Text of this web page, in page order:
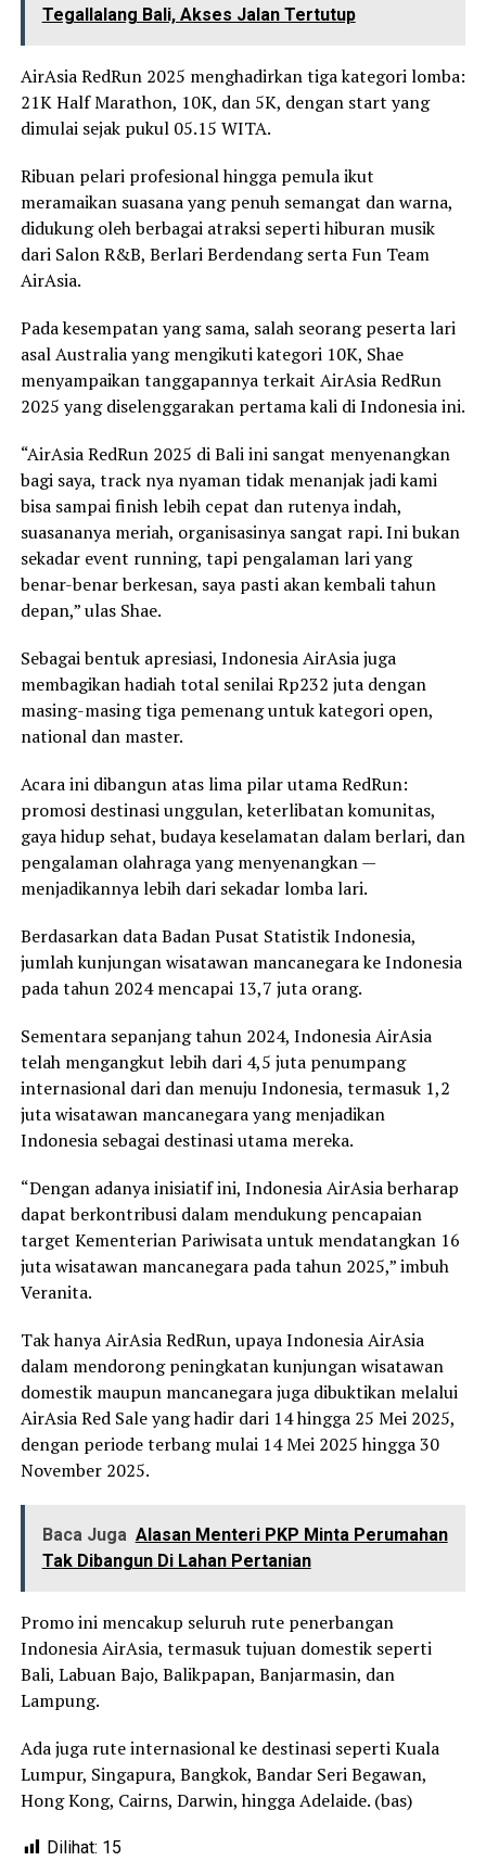
Tegallalang Bali, Akses Jalan Tertutup
AirAsia RedRun 2025 menghadirkan tiga kategori lomba:
21K Half Marathon, 10K, dan 5K, dengan start yang
dimulai sejak pukul 05.15 WITA.
Ribuan pelari profesional hingga pemula ikut
meramaikan suasana yang penuh semangat dan warna,
didukung oleh berbagai atraksi seperti hiburan musik
dari Salon R&B, Berlari Berdendang serta Fun Team
AirAsia.
Pada kesempatan yang sama, salah seorang peserta lari
asal Australia yang mengikuti kategori 10K, Shae
menyampaikan tanggapannya terkait AirAsia RedRun
2025 yang diselenggarakan pertama kali di Indonesia ini.
“AirAsia RedRun 2025 di Bali ini sangat menyenangkan
bagi saya, track nya nyaman tidak menanjak jadi kami
bisa sampai finish lebih cepat dan rutenya indah,
suasananya meriah, organisasinya sangat rapi. Ini bukan
sekadar event running, tapi pengalaman lari yang
benar-benar berkesan, saya pasti akan kembali tahun
depan,” ulas Shae.
Sebagai bentuk apresiasi, Indonesia AirAsia juga
membagikan hadiah total senilai Rp232 juta dengan
masing-masing tiga pemenang untuk kategori open,
national dan master.
Acara ini dibangun atas lima pilar utama RedRun:
promosi destinasi unggulan, keterlibatan komunitas,
gaya hidup sehat, budaya keselamatan dalam berlari, dan
pengalaman olahraga yang menyenangkan —
menjadikannya lebih dari sekadar lomba lari.
Berdasarkan data Badan Pusat Statistik Indonesia,
jumlah kunjungan wisatawan mancanegara ke Indonesia
pada tahun 2024 mencapai 13,7 juta orang.
Sementara sepanjang tahun 2024, Indonesia AirAsia
telah mengangkut lebih dari 4,5 juta penumpang
internasional dari dan menuju Indonesia, termasuk 1,2
juta wisatawan mancanegara yang menjadikan
Indonesia sebagai destinasi utama mereka.
“Dengan adanya inisiatif ini, Indonesia AirAsia berharap
dapat berkontribusi dalam mendukung pencapaian
target Kementerian Pariwisata untuk mendatangkan 16
juta wisatawan mancanegara pada tahun 2025,” imbuh
Veranita.
Tak hanya AirAsia RedRun, upaya Indonesia AirAsia
dalam mendorong peningkatan kunjungan wisatawan
domestik maupun mancanegara juga dibuktikan melalui
AirAsia Red Sale yang hadir dari 14 hingga 25 Mei 2025,
dengan periode terbang mulai 14 Mei 2025 hingga 30
November 2025.
Baca Juga Alasan Menteri PKP Minta Perumahan
Tak Dibangun Di Lahan Pertanian
Promo ini mencakup seluruh rute penerbangan
Indonesia AirAsia, termasuk tujuan domestik seperti
Bali, Labuan Bajo, Balikpapan, Banjarmasin, dan
Lampung.
Ada juga rute internasional ke destinasi seperti Kuala
Lumpur, Singapura, Bangkok, Bandar Seri Begawan,
Hong Kong, Cairns, Darwin, hingga Adelaide. (bas)
Dilihat: 15